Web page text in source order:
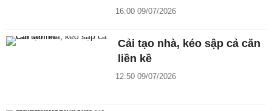
16:00 09/07/2026
Cải tạo nhà, kéo sập cả căn
liền kề
12:50 09/07/2026